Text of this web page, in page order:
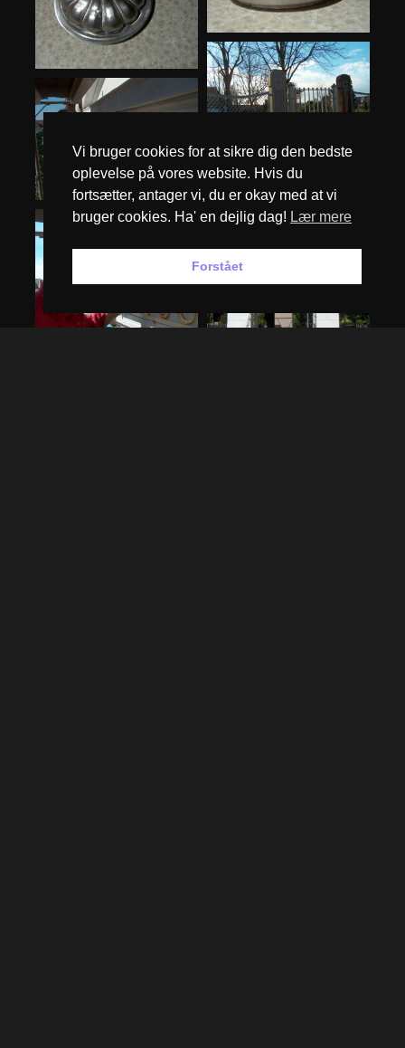
Vi bruger cookies for at sikre dig den bedste
oplevelse på vores website. Hvis du
fortsætter, antager vi, du er okay med at vi
bruger cookies. Ha' en dejlig dag! Lær mere
Forstået